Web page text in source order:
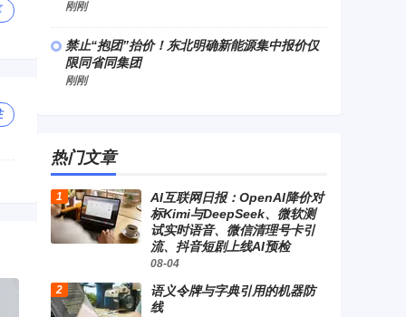
刚刚
禁止“抱团”抬价！东北明确新能源集中报价仅
限同省同集团
刚刚
热门文章
AI互联网日报：OpenAI降价对
标Kimi与DeepSeek、微软测
试实时语音、微信清理号卡引
流、抖音短剧上线AI预检
08-04
语义令牌与字典引用的机器防
线